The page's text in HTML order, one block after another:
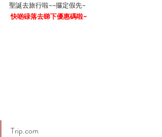
聖誕去旅行啦~~攞定假先~
快啲碌落去睇下優惠碼啦~
Trip.com